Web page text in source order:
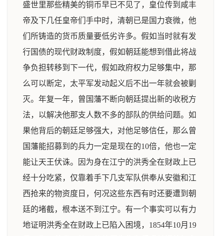
盛世里那些精美的铜币早已不见了，皇位传到咸丰
帝及下几任皇帝们手中时，清朝已是国力衰微，他
们所铸造的货币质量要低劣许多。假如当时就有发
行国债的现代财政制度，假如朝廷能想到借此将战
争负担转移到下一代，假如政府权力足够集中，那
么可以断定，太平军发动起义后不出一年就会被剿
灭。年复一年，曾国藩不断向朝廷提出新的收税方
法，以解决他那支人数不多的部队的供给问题。如
果他背后的朝廷足够强大，对他足够信任，那么曾
国藩能招募到的兵力一定是现在的10倍，他也一定
能让天王伏诛。因为身在江宁的洪秀全在财政上已
经十分吃紧，仅靠着手下几支军队供奉从安徽和江
西抢来的物资度日，何况这些东西有时还要遭到朝
廷的堵截，根本送不到江宁。有一个事实可以有力
地证明洪秀全在财政上已陷入困境，1854年10月19